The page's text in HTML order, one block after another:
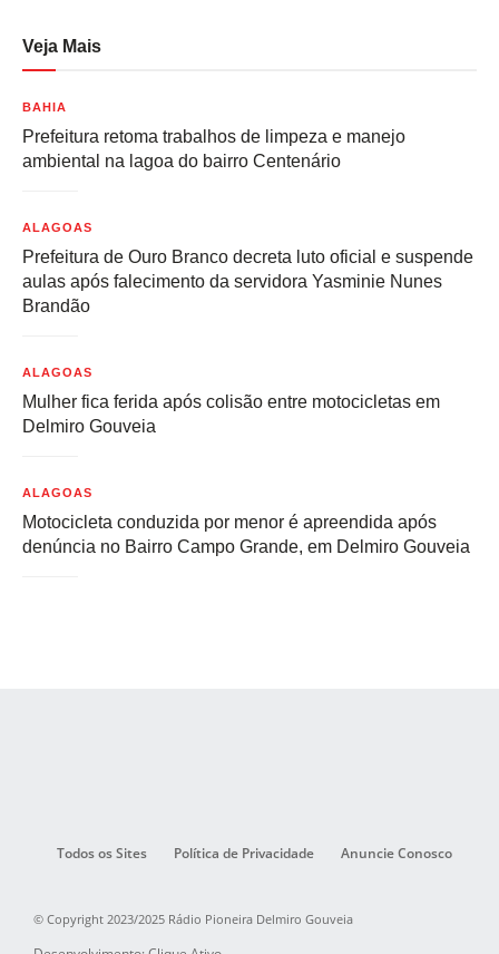
Veja Mais
BAHIA
Prefeitura retoma trabalhos de limpeza e manejo
ambiental na lagoa do bairro Centenário
ALAGOAS
Prefeitura de Ouro Branco decreta luto oficial e suspende
aulas após falecimento da servidora Yasminie Nunes
Brandão
ALAGOAS
Mulher fica ferida após colisão entre motocicletas em
Delmiro Gouveia
ALAGOAS
Motocicleta conduzida por menor é apreendida após
denúncia no Bairro Campo Grande, em Delmiro Gouveia
Todos os Sites Política de Privacidade Anuncie Conosco
© Copyright 2023/2025 Rádio Pioneira Delmiro Gouveia